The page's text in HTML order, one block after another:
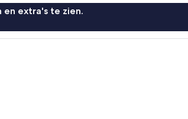
en extra's te zien.